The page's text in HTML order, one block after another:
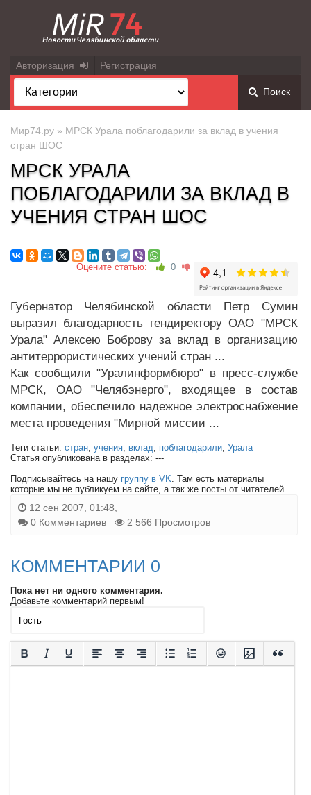
Авторизация Регистрация
Поиск
Мир74.ру » МРСК Урала поблагодарили за вклад в учения
стран ШОС
МРСК УРАЛА
ПОБЛАГОДАРИЛИ ЗА ВКЛАД В
УЧЕНИЯ СТРАН ШОС
Оцените статью: 0
Губернатор Челябинской области Петр Сумин
выразил благодарность гендиректору ОАО "МРСК
Урала" Алексею Боброву за вклад в организацию
антитеррористических учений стран ...
Как сообщили "Уралинформбюро" в пресс-службе
МРСК, ОАО "Челябэнерго", входящее в состав
компании, обеспечило надежное электроснабжение
места проведения "Мирной миссии ...
Теги статьи: стран, учения, вклад, поблагодарили, Урала
Статья опубликована в разделах: ---
Подписывайтесь на нашу группу в VK. Там есть материалы
которые мы не публикуем на сайте, а так же посты от читателей.
12 сен 2007, 01:48,
0 Комментариев
2 566 Просмотров
КОММЕНТАРИИ 0
Пока нет ни одного комментария.
Добавьте комментарий первым!